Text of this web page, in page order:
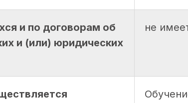
и по договорам об
и (или) юридических
не